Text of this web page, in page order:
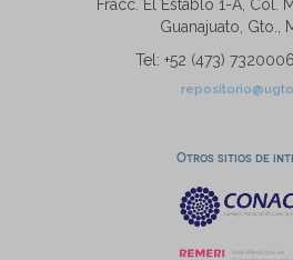
Fracc. El Establo 1-A, Col.
Guanajuato, Gto.,
Tel: +52 (473)
Otros sitios de